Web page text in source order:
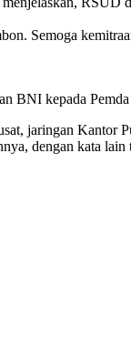
Semoga
BNI kepada
jaringan Kantor
dengan kata